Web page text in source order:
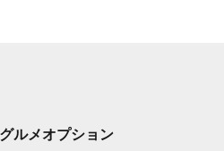
グルメオプション